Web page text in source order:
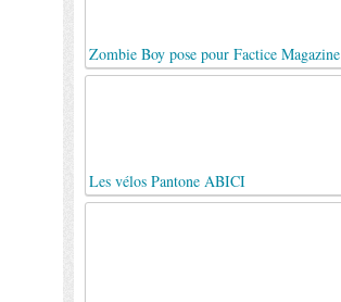
Zombie Boy pose pour Factice Magazine
Les vélos Pantone ABICI